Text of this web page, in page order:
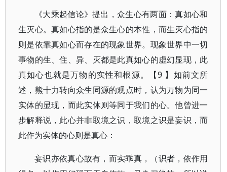
《大乘起信论》提出，众生心有两面：真如心和
生灭心。真如心指的是众生心的本性，而生灭心指的
则是依靠真如心而存在的现象世界。现象世界中一切
事物的生、住、异、灭都是此真如心的虚幻显现，此
真如心也就是万物的实性和根源。【9 】如前文所
述，熊十力转向众生同源的观点时，认为万物为同一
实体的显现，而此实体则等同于我们的心。他曾进一
步解释说，此心并非取境之识，取境之识是妄识，而
此作为实体的心则是真心：
妄识亦依真心故有，而实乖真，（识者，依作用